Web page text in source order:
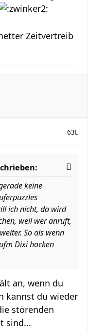
Zeitvertreib
63
keine
ich nicht, da wird
weil wer anruft,
So als wenn
Dixi hocken
an, wenn du
kannst du wieder
störenden
sind...